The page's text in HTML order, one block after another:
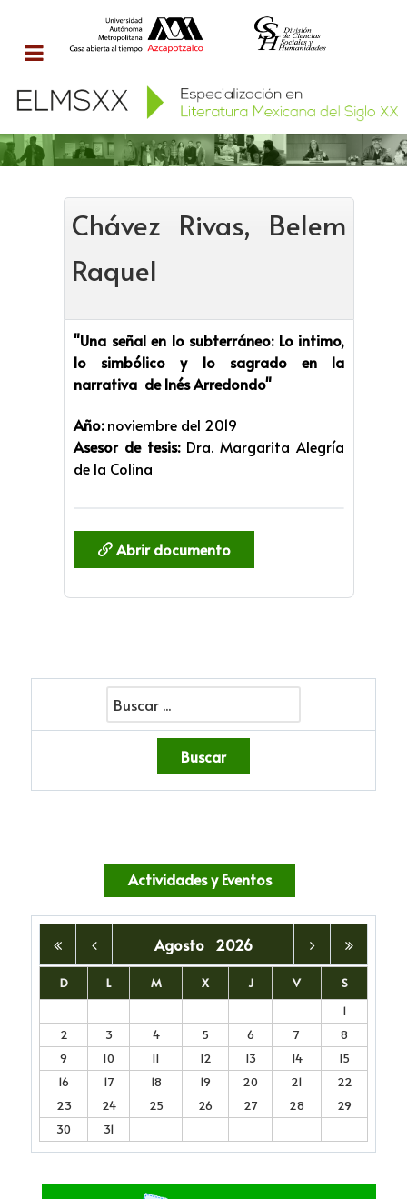
Chávez Rivas, Belem
Raquel
"Una señal en lo subterráneo: Lo intimo,
lo simbólico y lo sagrado en la
narrativa de Inés Arredondo"
Año:noviembre del 2019
Asesor de tesis:Dra. Margarita Alegría
de la Colina
Abrir documento
Actividades y Eventos
Agosto 2026
D L M X J V
S
1
2
3 4 5 6 7
8
9
10 11 12 13 14
15
16
17 18 19 20 21
22
23
24 25 26 27 28
29
30
31